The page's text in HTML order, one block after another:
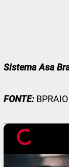
Sistema Asa
FONTE: BPRAIO